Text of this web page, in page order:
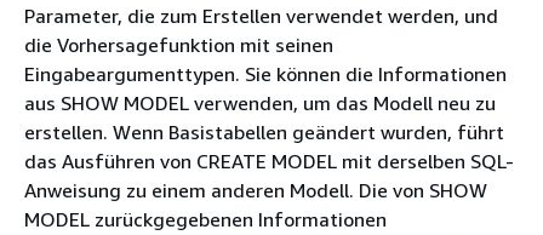
Parameter, die zum Erstellen verwendet werden, und
die Vorhersagefunktion mit seinen
Eingabeargumenttypen. Sie können die Informationen
aus SHOW MODEL verwenden, um das Modell neu zu
erstellen. Wenn Basistabellen geändert wurden, führt
das Ausführen von CREATE MODEL mit derselben SQL-
Anweisung zu einem anderen Modell. Die von SHOW
MODEL zurückgegebenen Informationen